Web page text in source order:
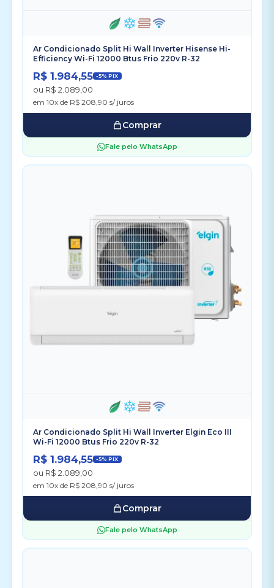
Ar Condicionado Split Hi Wall Inverter Hisense Hi-
Efficiency Wi-Fi 12000 Btus Frio 220v R-32
R$ 1.984,55 -5% PIX
ou R$ 2.089,00
em 10x de R$ 208,90 s/ juros
Comprar
Fale pelo WhatsApp
Ar Condicionado Split Hi Wall Inverter Elgin Eco III
Wi-Fi 12000 Btus Frio 220v R-32
R$ 1.984,55 -5% PIX
ou R$ 2.089,00
em 10x de R$ 208,90 s/ juros
Comprar
Fale pelo WhatsApp